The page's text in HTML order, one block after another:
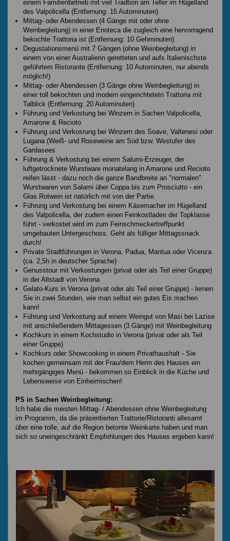
einem Familienbetrieb mit viel Tradtion am Teller im Hügelland
des Valpolicella (Entfernung: 15 Autominuten)
Mittag- oder Abendessen (4 Gänge mit oder ohne
Weinbegleitung) in einer Enoteca die zugleich eine hervorragend
bekochte Trattoria ist (Entfernung: 10 Gehminuten)
Degustationsmenü mit 7 Gängen (ohne Weinbegleitung) in
einem von einer Australierin geretteten und aufs Italienischste
geführtem Ristorante (Entfernung: 10 Autominuten, nur abends
möglich!)
Mittag- oder Abendessen (3 Gänge ohne Weinbegleitung) in
einer toll bekochten und modern eingerichtetetn Trattoria mit
Talblick (Entfernung: 20 Autominuten)
Führung und Verkostung bei Winzern in Sachen Valpolicella,
Amarone & Recioto
Führung und Verkosrung bei Winzern des Soave, Valtenesi oder
Lugana (Weiß- und Roseweine am Süd bzw. Westufer des
Gardasees
Führung & Verkostung bei einem Salumi-Erzeuger, der
luftgetrocknete Wurstware monatelang in Amarone und Recioto
reifen lässt - dazu noch die ganze Bandbreite an "normalen"
Wurstwaren von Salami über Coppa bis zum Prosciutto - ein
Glas Rotwein ist natürlich mit von der Partie
Führung und Verkostung bei einem Käsemacher im Hügelland
des Valpolicella, der zudem einen Feinkostladen der Topklasse
führt - verkostet wird im zum Feinschmeckertreffpunkt
umgebauten Untergeschoss. Geht als fülliger Mittagssnack
durch!
Private Stadtführungen in Verona, Padua, Mantua oder Vicenza
(ca. 2,5h in deutscher Sprache)
Genusstour mit Verkostungen (privat oder als Teil einer Gruppe)
in der Altstadt von Verona
Gelato-Kurs in Verona (privat oder als Teil einer Gruppe) - lernen
Sie in zwei Stunden, wie man selbst ein gutes Eis machen
kann!
Führung und Verkostung auf einem Weingut von Masi bei Lazise
mit anschließendem Mittagessen (3 Gänge) mit Weinbegleitung
Kochkurs in einem Kochstudio in Verona (privat oder als Teil
einer Gruppe)
Kochkurs oder Showcooking in einem Privathaushalt - Sie
kochen gemeinsam mit der Frau/dem Herrn des Hauses ein
mehrgängiges Menü - bekommen so Einblick in die Küche und
Lebensweise von Einheimischen!
PS in Sachen Weinbegleitung:
Ich habe die meisten Mittag- / Abendessen ohne Weinbegleitung
im Programm, da die präsentierten Trattorie/Ristoranti allesamt
über eine tolle, auf die Region betonte Weinkarte haben und man
sich so uneingeschränkt Empfehlungen des Hauses ergeben kann!